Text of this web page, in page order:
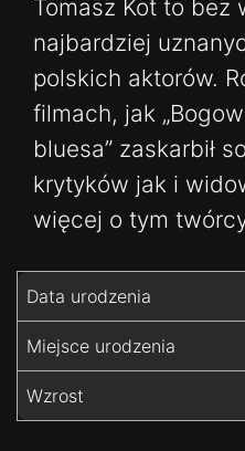
Tomasz Kot to bez
najbardziej
polskich aktorów.
filmach, jak
bluesa” zaskarbił
krytyków jak i
więcej o tym
Data urodzenia
Miejsce urodzenia
Wzrost